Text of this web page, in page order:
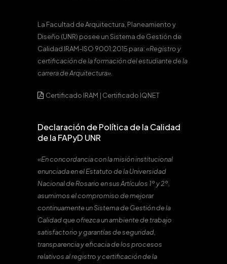
La Facultad de Arquitectura, Planeamiento y
Diseño (UNR) posee un Sistema de Gestión de
Calidad IRAM-ISO 9001:2015 para:«Registro y
certificación de la formación del estudiante de la
carrera de Arquitectura».
Certificado IRAM | Certificado IQNET
Declaración de Política de la Calidad
de la FAPyD UNR
«En concordancia con la misión institucional
enunciada en el Estatuto de la Universidad
Nacional de Rosario en sus Artículos 1º y 2º,
asumimos el compromiso de mejorar
continuamente un Sistema de Gestión de la
Calidad que ofrezca un ambiente de trabajo
satisfactorio y garantías de seguridad,
transparencia y eficacia de los procesos
relativos al registro y certificación de la